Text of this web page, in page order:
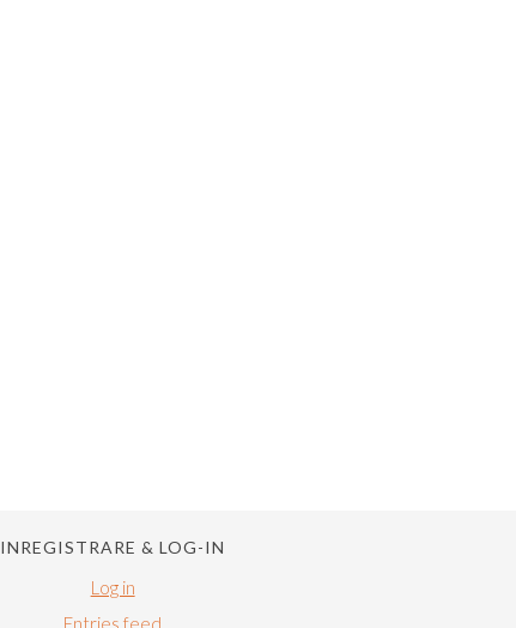
INREGISTRARE & LOG-IN
Log in
Entries feed